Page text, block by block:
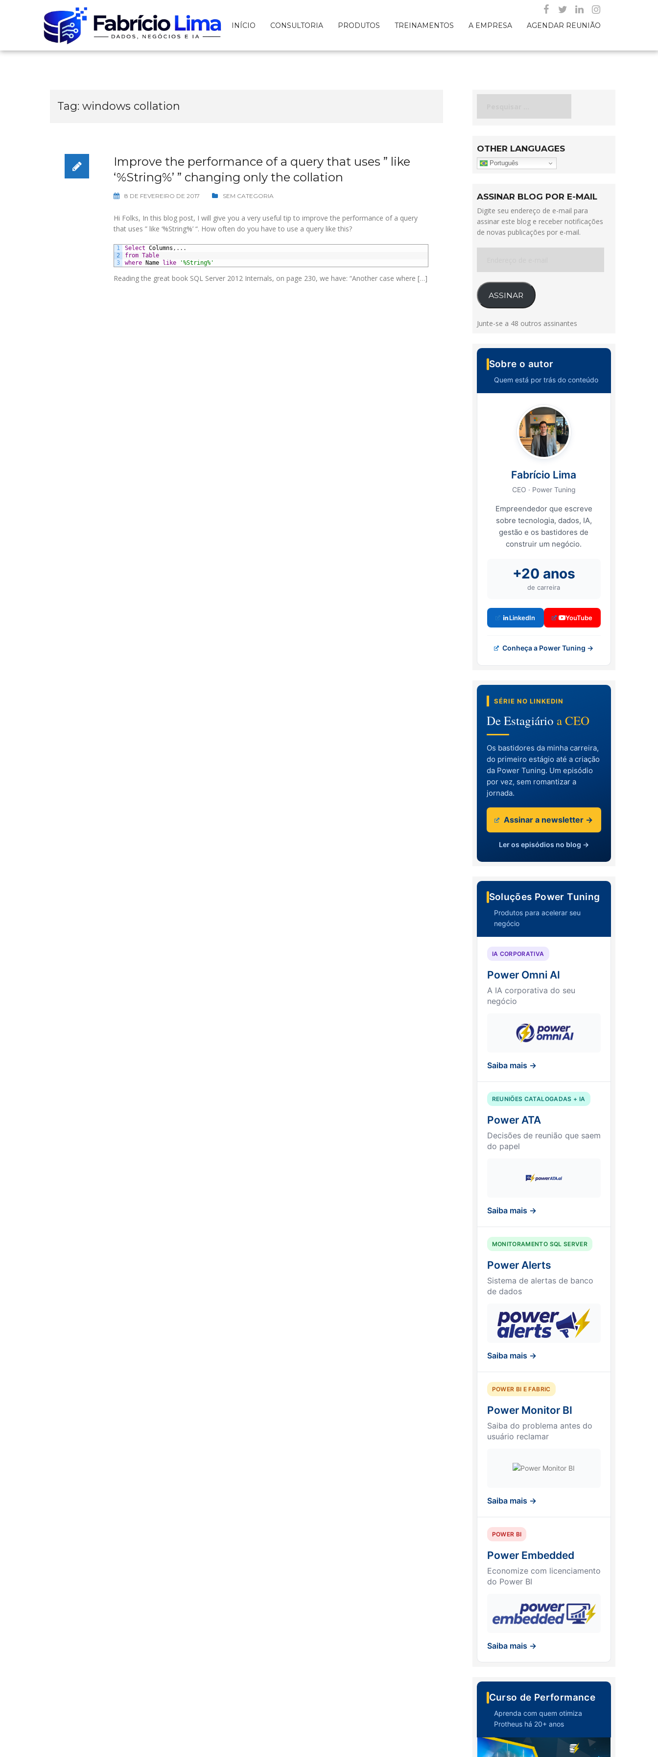
INÍCIO CONSULTORIA PRODUTOS TREINAMENTOS A EMPRESA AGENDAR REUNIÃO
Tag: windows collation
Improve the performance of a query that uses ” like
‘%String%’ ” changing only the collation
8 DE FEVEREIRO DE 2017 SEM CATEGORIA
Hi Folks, In this blog post, I will give you a very useful tip to improve the performance of a query
that uses ” like ‘%String%’ “. How often do you have to use a query like this?
1
2
3
Select Columns , . . .
from Table
where
Name like '%String%'
Reading the great book SQL Server 2012 Internals, on page 230, we have: “Another case where […]
OTHER LANGUAGES
Português
ASSINAR BLOG POR E-MAIL
Digite seu endereço de e-mail para
assinar este blog e receber notificações
de novas publicações por e-mail.
e-
mail
ASSINAR
Junte-se a 48 outros assinantes
Sobre o autor
Quem está por trás do conteúdo
Fabrício Lima
CEO · Power Tuning
Empreendedor que escreve
sobre tecnologia, dados, IA,
gestão e os bastidores de
construir um negócio.
+20 anos
de carreira
LinkedIn YouTube
Conheça a Power Tuning →
SÉRIE NO LINKEDIN
De Estagiário a CEO
Os bastidores da minha carreira,
do primeiro estágio até a criação
da Power Tuning. Um episódio
por vez, sem romantizar a
jornada.
Assinar a newsletter →
Ler os episódios no blog →
Soluções Power Tuning
Produtos para acelerar seu
negócio
IA CORPORATIVA
Power Omni AI
A IA corporativa do seu
negócio
Saiba mais →
REUNIÕES CATALOGADAS + IA
Power ATA
Decisões de reunião que saem
do papel
Saiba mais →
MONITORAMENTO SQL SERVER
Power Alerts
Sistema de alertas de banco
de dados
Saiba mais →
POWER BI E FABRIC
Power Monitor BI
Saiba do problema antes do
usuário reclamar
Saiba mais →
POWER BI
Power Embedded
Economize com licenciamento
do Power BI
Saiba mais →
Curso de Performance
Aprenda com quem otimiza
Protheus há 20+ anos